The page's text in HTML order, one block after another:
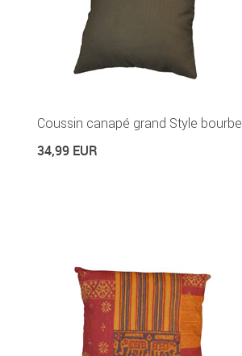
Coussin canapé grand Style bourbe
34,99 EUR